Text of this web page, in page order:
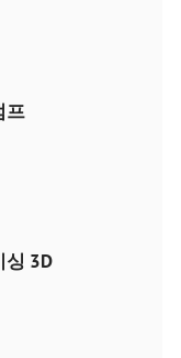
프
싱 3D